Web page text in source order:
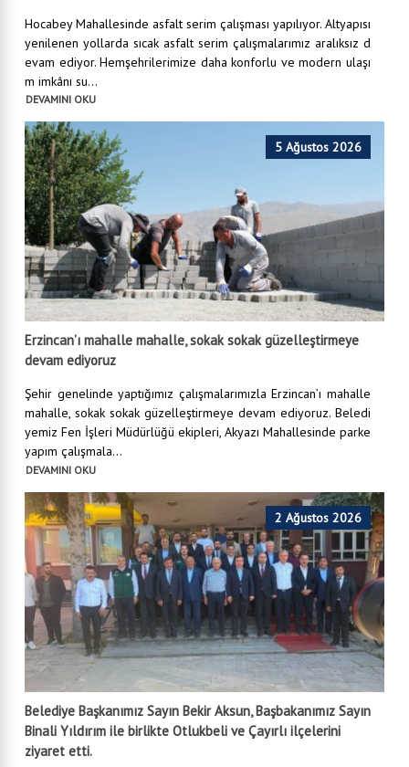
Hocabey Mahallesinde asfalt serim çalışması yapılıyor. Altyapısı
yenilenen yollarda sıcak asfalt serim çalışmalarımız aralıksız d
evam ediyor. Hemşehrilerimize daha konforlu ve modern ulaşı
m imkânı su...
DEVAMINI OKU
5 Ağustos 2026
Erzincan’ı mahalle mahalle, sokak sokak güzelleştirmeye
devam ediyoruz
Şehir genelinde yaptığımız çalışmalarımızla Erzincan’ı mahalle
mahalle, sokak sokak güzelleştirmeye devam ediyoruz. Beledi
yemiz Fen İşleri Müdürlüğü ekipleri, Akyazı Mahallesinde parke
yapım çalışmala...
DEVAMINI OKU
2 Ağustos 2026
Belediye Başkanımız Sayın Bekir Aksun, Başbakanımız Sayın
Binali Yıldırım ile birlikte Otlukbeli ve Çayırlı ilçelerini
ziyaret etti.